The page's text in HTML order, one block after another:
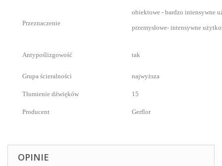
Przeznaczenie
obiektowe - bardzo intensywne
przemysłowe- intensywne
Antypoślizgowość tak
Grupa ścieralności najwyższa
Tłumienie dźwięków 15
Producent Gerflor
OPINIE